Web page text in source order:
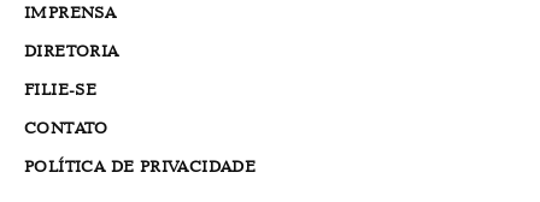
IMPRENSA
DIRETORIA
FILIE-SE
CONTATO
POLÍTICA DE PRIVACIDADE